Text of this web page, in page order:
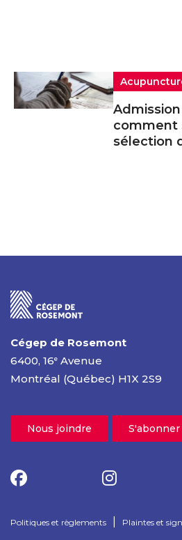
comment
sélection
Cégep de Rosemont
6400, 16e Avenue
Montréal (Québec) H1X 2S9
Nous joindre
Politiques et règlements Plaintes et